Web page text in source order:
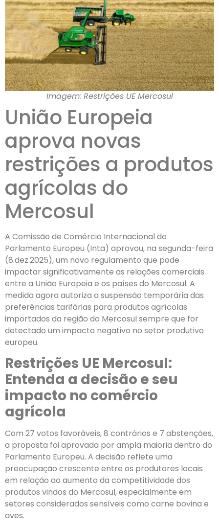
Imagem: Restrições UE Mercosul
União Europeia
aprova novas
restrições a produtos
agrícolas do
Mercosul
A Comissão de Comércio Internacional do
Parlamento Europeu (Inta) aprovou, na segunda-feira
(8.dez.2025), um novo regulamento que pode
impactar significativamente as relações comerciais
entre a União Europeia e os países do Mercosul. A
medida agora autoriza a suspensão temporária das
preferências tarifárias para produtos agrícolas
importados da região do Mercosul sempre que for
detectado um impacto negativo no setor produtivo
europeu.
Restrições UE Mercosul:
Entenda a decisão e seu
impacto no comércio
agrícola
Com 27 votos favoráveis, 8 contrários e 7 abstenções,
a proposta foi aprovada por ampla maioria dentro do
Parlamento Europeu. A decisão reflete uma
preocupação crescente entre os produtores locais
em relação ao aumento da competitividade dos
produtos vindos do Mercosul, especialmente em
setores considerados sensíveis como carne bovina e
aves.